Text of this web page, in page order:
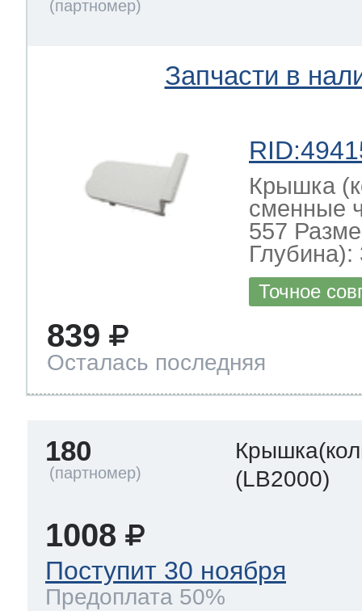
Запчасти в
Крышка
сменные
557
Глубина):
Точное
839
Осталась последняя
180
(LB2000)
1008
Поступит 30 ноября
Предоплата 50%